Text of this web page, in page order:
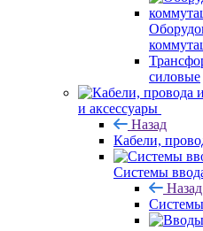
силовые
и аксессуары
Назад
Кабели,
Системы
Назад
Системы